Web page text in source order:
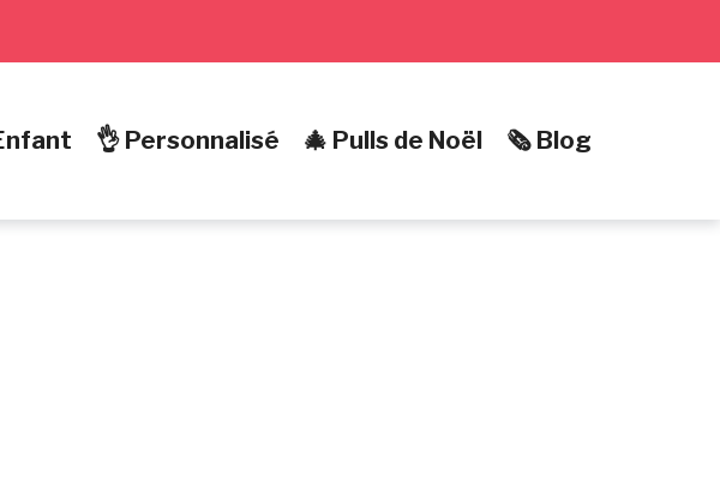
👌 Personnalisé 🎄 Pulls de Noël 🗞️ Blog